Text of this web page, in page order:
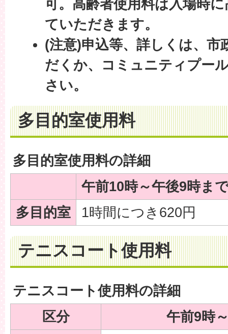
可。高齢者使用料は入場時
ていただきます。
(注意)申込等、詳しくは、
だくか、コミュニティプー
さい。
多目的室使用料
多目的室使用料の詳細
午前10時～午後9時ま
多目的室
1時間につき620円
テニスコート使用料
テニスコート使用料の詳細
区分
午前9時